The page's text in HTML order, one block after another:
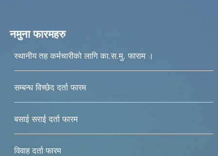
नमुना फारमहरु
स्थानीय तह कर्मचारीको लागि का.स.मु. फाराम ।
सम्बन्ध विच्छेद दर्ता फारम
बसाई सराई दर्ता फारम
विवाह दर्ता फारम